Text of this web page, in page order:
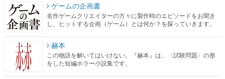
ゲームの企画書
名作ゲームクリエイターの方々に製作時のエピソードをお聞き
し、ヒットする企画（ゲーム）とは何か？を探っていきます。
赫本
この物語を解いてはいけない。『赫本』は、〈試験問題〉の形
をした短編ホラー小説集です。